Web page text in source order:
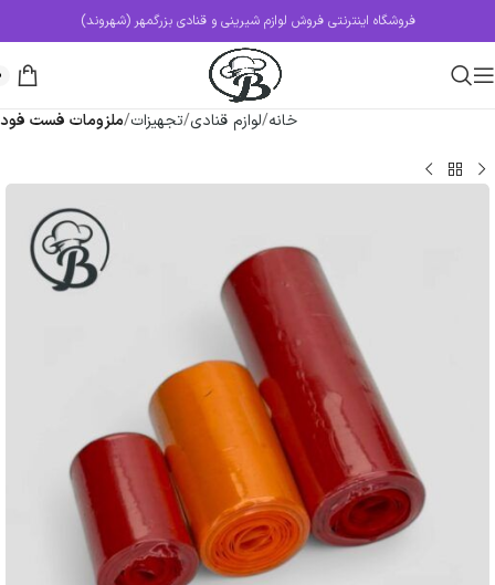
فروشگاه اینترنتی فروش لوازم شیرینی و قنادی بزرگمهر (شهروند)
خانه لوازم قنادی تجهیزات ملزومات فست فود